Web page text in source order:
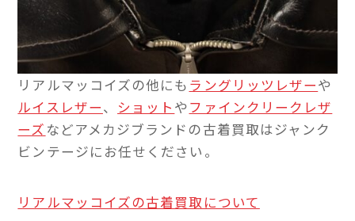
リアルマッコイズの他にも ラングリッツレザーや
ルイスレザー、 ショット やファインクリークレザ
ーズ などアメカジブランドの古着買取はジャンク
ビンテージにお任せください。
リアルマッコイズの古着買取について